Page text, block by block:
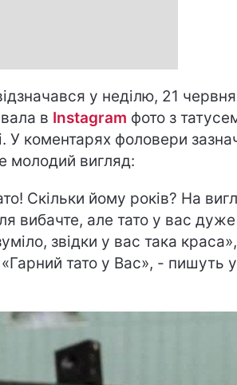
у неділю, 21
в Instagram фото з
У коментарях фоловери
молодий вигляд:
Скільки йому років? На
вибачте, але тато у вас дуже
звідки у вас така краса»,
тато у Вас», - пишуть у